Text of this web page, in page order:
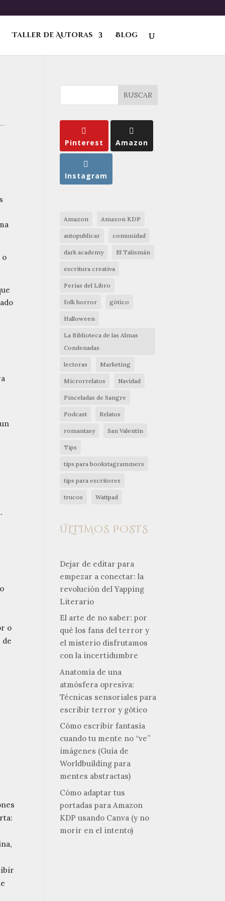
Taller de Autoras Blog
o
o
de
BUSCAR
Pinterest Amazon
Instagram
Amazon Amazon KDP
autopublicar comunidad
dark academy El Talismán
escritura creativa
Ferias del Libro
folk horror gótico
Halloween
La Biblioteca de las Almas
Condenadas
lectoras Marketing
Microrrelatos Navidad
Pinceladas de Sangre
Podcast Relatos
romantasy San Valentín
Tips
tips para bookstagrammers
tips para escritores
trucos Wattpad
ÚLTIMOS POSTS
Dejar de editar para
empezar a conectar: la
revolución del Yapping
Literario
El arte de no saber: por
qué los fans del terror y
el misterio disfrutamos
con la incertidumbre
Anatomía de una
atmósfera opresiva:
Técnicas sensoriales para
escribir terror y gótico
Cómo escribir fantasía
cuando tu mente no “ve”
imágenes (Guía de
Worldbuilding para
mentes abstractas)
Cómo adaptar tus
portadas para Amazon
KDP usando Canva (y no
morir en el intento)